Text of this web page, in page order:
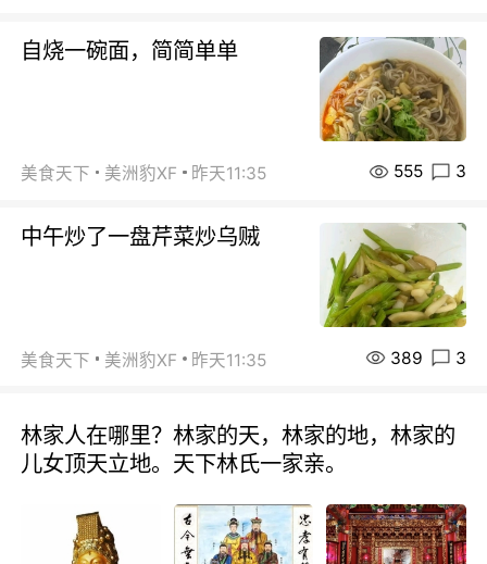
自烧一碗面，简简单单
美食天下 美洲豹XF 昨天11:35 555 3
中午炒了一盘芹菜炒乌贼
美食天下 美洲豹XF 昨天11:35 389 3
林家人在哪里？林家的天，林家的地，林家的
儿女顶天立地。天下林氏一家亲。